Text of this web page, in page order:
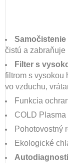
Samočistenie
čistú a
Filter s
filtrom s vysokou
vo vzduchu,
Funkcia
COLD
Pohotovostný
Ekologické